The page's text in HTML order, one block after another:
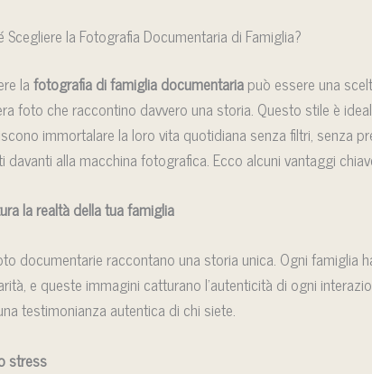
Scegliere la Fotografia Documentaria di Famiglia?
lafotografia di famiglia documentariapuò essere una
foto che raccontino davvero una storia. Questo stile è
immortalare la loro vita quotidiana senza filtri, senza
davanti alla macchina fotografica. Ecco alcuni vantaggi
la realtà della tua famiglia
documentarie raccontano una storia unica. Ogni famiglia
e queste immagini catturano l’autenticità di ogni
testimonianza autentica di chi siete.
stress